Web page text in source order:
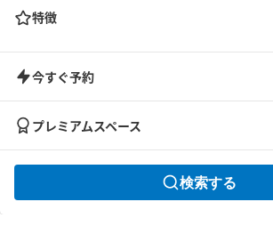
特徴
今すぐ予約
プレミアムスペース
検索する